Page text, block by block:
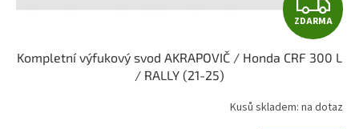
D
A
R
ZDARMA
Kompletní výfukový svod AKRAPOVIČ / Honda CRF 300 L
/ RALLY (21-25)
Kusů skladem: na dotaz